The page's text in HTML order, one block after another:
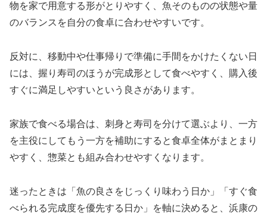
物を家で用意する形がとりやすく、魚そのものの状態や量
のバランスを自分の食卓に合わせやすいです。
反対に、移動中や仕事帰りで準備に手間をかけたくない日
には、握り寿司のほうが完成形として食べやすく、購入後
すぐに満足しやすいという良さがあります。
家族で食べる場合は、刺身と寿司を分けて選ぶより、一方
を主役にしてもう一方を補助にすると食卓全体がまとまり
やすく、惣菜とも組み合わせやすくなります。
迷ったときは「魚の良さをじっくり味わう日か」「すぐ食
べられる完成度を優先する日か」を軸に決めると、浜康の